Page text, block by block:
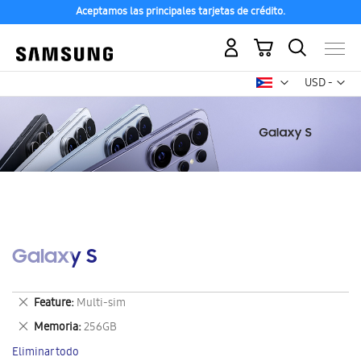
Aceptamos las principales tarjetas de crédito.
USD -
dólar
Mi carrito
Galaxy S
Feature Multi-sim
Eliminar
este
artículo
Memoria 256GB
Eliminar
este
Eliminar todo